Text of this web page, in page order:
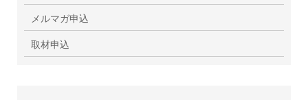
メルマガ申込
取材申込